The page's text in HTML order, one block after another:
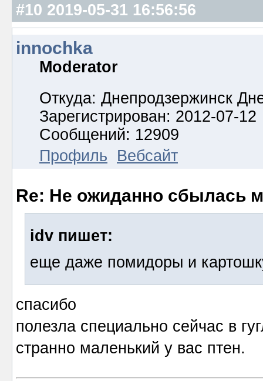
#10 2019-05-31 16:56:56
innochka
Moderator
Откуда: Днепродзержинск
Зарегистрирован: 2012-07-12
Сообщений: 12909
Профиль
Вебсайт
Re: Не ожиданно сбылась
idv пишет:
еще даже помидоры и
спасибо
полезла специально сейчас в
странно маленький у вас птен.